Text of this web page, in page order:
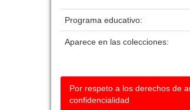
Programa educativo:
Aparece en las colecciones:
Por respeto a los derechos de
confidencialidad